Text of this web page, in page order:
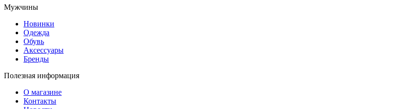
Мужчины
Новинки
Одежда
Обувь
Аксессуары
Бренды
Полезная информация
О магазине
Контакты